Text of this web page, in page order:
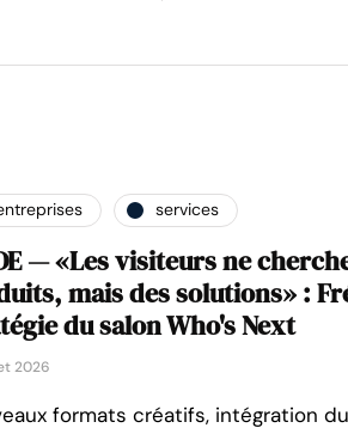
services
— «Les visiteurs ne
mais des solutions» :
du salon Who's Next
2026
formats créatifs, intégration